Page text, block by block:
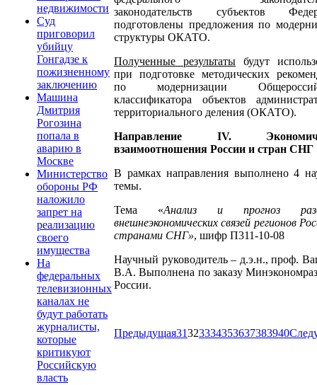
недвижимости
Суд
приговорил
убийцу
Гонгадзе к
пожизненному
заключению
Машина
Дмитрия
Рогозина
попала в
аварию в
Москве
Министерство
обороны РФ
наложило
запрет на
реализацию
своего
имущества
На
федеральных
телевизионных
каналах не
будут работать
журналисты,
которые
критикуют
Российскую
власть
законодательств субъектов
подготовлены предложения по
структуры ОКАТО.
Полученные результаты будут
при подготовке методических
по модернизации
классификатора объектов
территориального деления (ОКАТО).
Направление IV.
взаимоотношения России и стран СНГ
В рамках направления выполнено 4
темы.
Тема «Анализ и прогноз
внешнеэкономических связей регионов
странами СНГ», шифр П311-10-08
Научный руководитель – д.э.н., проф.
В.А. Выполнена по заказу
России.
Предыдущая31323334353637383940